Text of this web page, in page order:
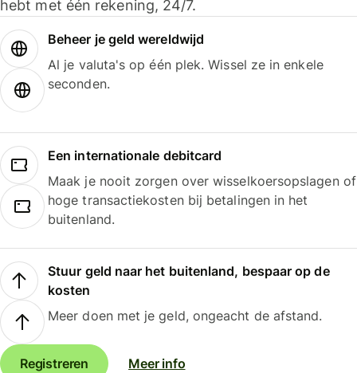
hebt met één rekening, 24/7.
Beheer je geld wereldwijd
Al je valuta's op één plek. Wissel ze in enkele
seconden.
Een internationale debitcard
Maak je nooit zorgen over wisselkoersopslagen of
hoge transactiekosten bij betalingen in het
buitenland.
Stuur geld naar het buitenland, bespaar op de
kosten
Meer doen met je geld, ongeacht de afstand.
Registreren Meer info